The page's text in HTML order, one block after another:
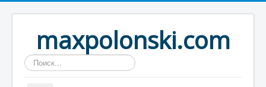
maxpolonski.com
Искать...